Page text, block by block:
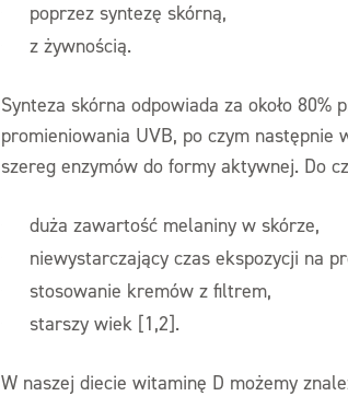
poprzez syntezę skórną,
z żywnością.
Synteza skórna odpowiada za około
promieniowania UVB, po czym
szereg enzymów do formy aktywnej. Do
duża zawartość melaniny w skórze,
niewystarczający czas ekspozycji na
stosowanie kremów z filtrem,
starszy wiek [1,2].
W naszej diecie witaminę D możemy